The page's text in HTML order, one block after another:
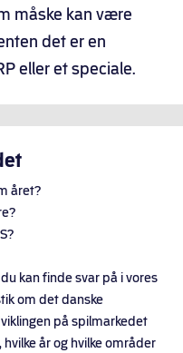
måske kan være
det er en
eller et speciale.
året?
kan finde svar på i vores
om det danske
på spilmarkedet
år og hvilke områder